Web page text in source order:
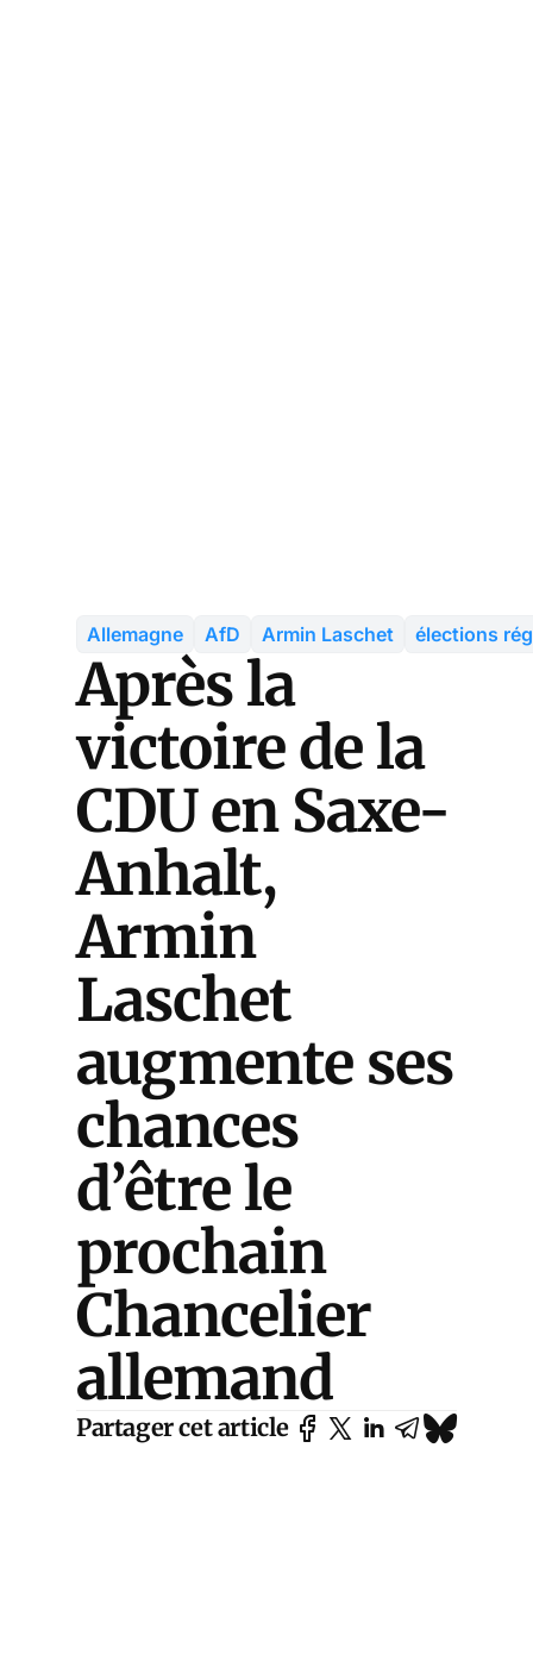
Allemagne AfD Armin Laschet élections
Après la
victoire de la
CDU en Saxe-
Anhalt,
Armin
Laschet
augmente ses
chances
d’être le
prochain
Chancelier
allemand
Partager cet article